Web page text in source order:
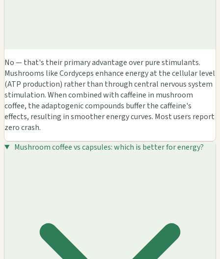
No — that's their primary advantage over pure stimulants.
Mushrooms like Cordyceps enhance energy at the cellular level
(ATP production) rather than through central nervous system
stimulation. When combined with caffeine in mushroom
coffee, the adaptogenic compounds buffer the caffeine's
effects, resulting in smoother energy curves. Most users report
zero crash.
Mushroom coffee vs capsules: which is better for energy?